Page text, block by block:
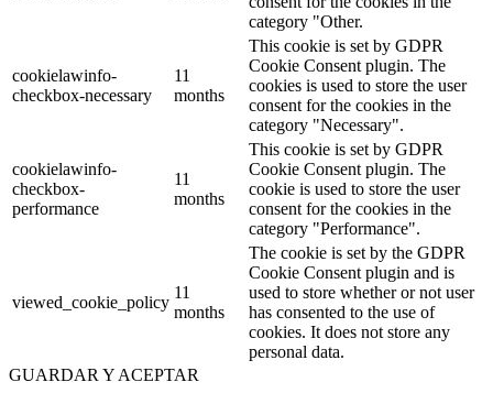
category "Other.
cookielawinfo-
checkbox-necessary
11
months
This cookie is set by GDPR
Cookie Consent plugin. The
cookies is used to store the user
consent for the cookies in the
category "Necessary".
cookielawinfo-
checkbox-
performance
11
months
This cookie is set by GDPR
Cookie Consent plugin. The
cookie is used to store the user
consent for the cookies in the
category "Performance".
viewed_cookie_policy
11
months
The cookie is set by the GDPR
Cookie Consent plugin and is
used to store whether or not user
has consented to the use of
cookies. It does not store any
personal data.
GUARDAR Y ACEPTAR